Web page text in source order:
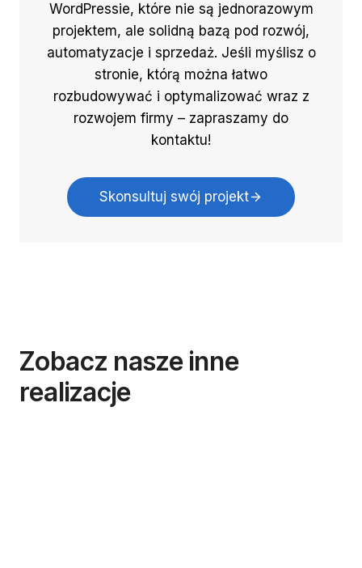
WordPressie, które nie są jednorazowym
projektem, ale solidną bazą pod rozwój,
automatyzacje i sprzedaż. Jeśli myślisz o
stronie, którą można łatwo
rozbudowywać i optymalizować wraz z
rozwojem firmy – zapraszamy do
kontaktu!
Skonsultuj swój projekt
Zobacz nasze inne
realizacje